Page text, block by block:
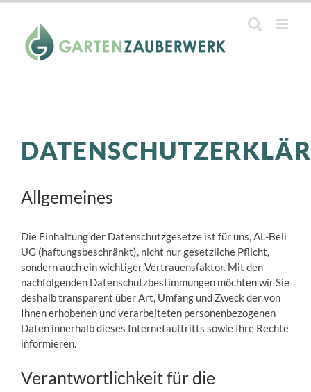
Zum
springen
Allgemeines
Die Einhaltung der Datenschutzgesetze ist für uns, AL-Beli
UG (haftungsbeschränkt), nicht nur gesetzliche Pflicht,
sondern auch ein wichtiger Vertrauensfaktor. Mit den
nachfolgenden Datenschutzbestimmungen möchten wir Sie
deshalb transparent über Art, Umfang und Zweck der von
Ihnen erhobenen und verarbeiteten personenbezogenen
Daten innerhalb dieses Internetauftritts sowie Ihre Rechte
informieren.
Verantwortlichkeit für die